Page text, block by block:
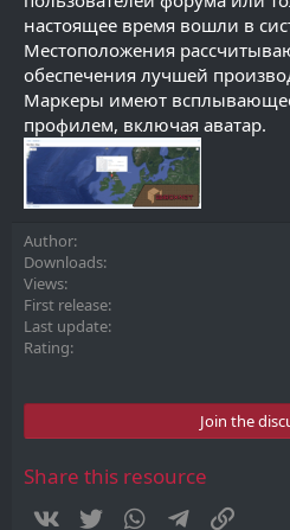
настоящее время вошли в
Местоположения
обеспечения лучшей
Маркеры имеют
профилем, включая аватар.
Author
Downloads
Views
First release
Last update
Rating
Join the
Share this resource
Vkontakte
Twitter WhatsAppTelegram